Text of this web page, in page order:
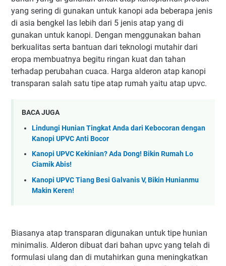
yang sering di gunakan untuk kanopi ada beberapa jenis
di asia bengkel las lebih dari 5 jenis atap yang di
gunakan untuk kanopi. Dengan menggunakan bahan
berkualitas serta bantuan dari teknologi mutahir dari
eropa membuatnya begitu ringan kuat dan tahan
terhadap perubahan cuaca. Harga alderon atap kanopi
transparan salah satu tipe atap rumah yaitu atap upvc.
BACA JUGA
Lindungi Hunian Tingkat Anda dari Kebocoran dengan
Kanopi UPVC Anti Bocor
Kanopi UPVC Kekinian? Ada Dong! Bikin Rumah Lo
Ciamik Abis!
Kanopi UPVC Tiang Besi Galvanis V, Bikin Hunianmu
Makin Keren!
Biasanya atap transparan digunakan untuk tipe hunian
minimalis. Alderon dibuat dari bahan upvc yang telah di
formulasi ulang dan di mutahirkan guna meningkatkan